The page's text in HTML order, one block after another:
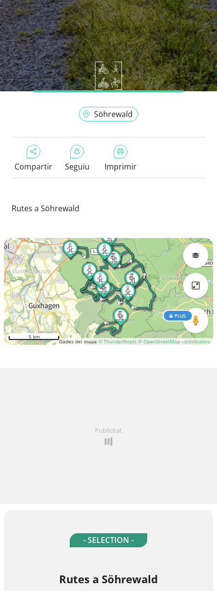
Söhrewald
Compartir Seguiu Imprimir
Rutes a Söhrewald
Dades del mapa © Thunderforest © OpenStreetMap contributors
PLUS
5 km
Publicitat
- SELECTION -
Rutes a Söhrewald